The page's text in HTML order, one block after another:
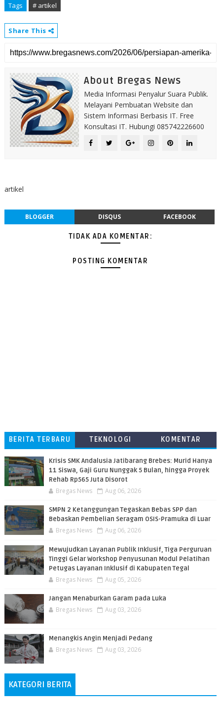
Tags # artikel
Share This
About Bregas News
Media Informasi Penyalur Suara Publik.
Melayani Pembuatan Website dan
Sistem Informasi Berbasis IT. Free
Konsultasi IT. Hubungi 085742226600
artikel
BLOGGER DISQUS FACEBOOK
TIDAK ADA KOMENTAR:
POSTING KOMENTAR
BERITA TERBARU TEKNOLOGI
KOMENTAR
Krisis SMK Andalusia Jatibarang Brebes: Murid Hanya
11 Siswa, Gaji Guru Nunggak 5 Bulan, hingga Proyek
Rehab Rp565 Juta Disorot
Bregas News Aug 06, 2026
SMPN 2 Ketanggungan Tegaskan Bebas SPP dan
Bebaskan Pembelian Seragam OSIS-Pramuka di Luar
Bregas News Aug 06, 2026
​Mewujudkan Layanan Publik Inklusif, Tiga Perguruan
Tinggi Gelar Workshop Penyusunan Modul Pelatihan
Petugas Layanan Inklusif di Kabupaten Tegal
Bregas News Aug 05, 2026
Jangan Menaburkan Garam pada Luka
Bregas News Aug 03, 2026
Menangkis Angin Menjadi Pedang
Bregas News Aug 03, 2026
KATEGORI BERITA